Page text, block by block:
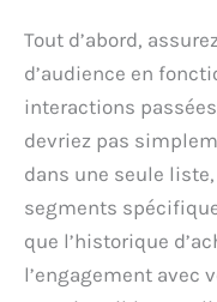
Tout d’abord,
d’audience en
interactions
devriez pas
dans une seule
segments
que l’historique
l’engagement avec